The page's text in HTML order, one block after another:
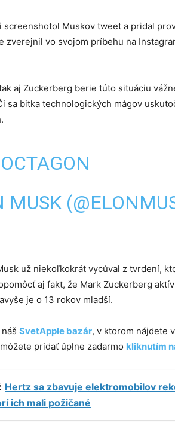
screenshotol Muskov tweet a pridal
zverejnil vo svojom príbehu na
aj Zuckerberg berie túto situáciu
sa bitka technologických mágov
MUSK
už niekoľkokrát vycúval z tvrdení,
aj fakt, že Mark Zuckerberg
je o 13 rokov mladší.
SvetApple bazár, v ktorom nájdete
pridať úplne zadarmo kliknutím
Hertz sa zbavuje elektromobilov
ich mali požičané